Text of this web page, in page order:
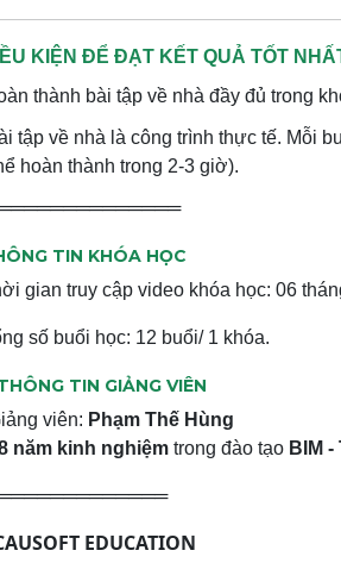
KIỆN ĐỂ ĐẠT KẾT QUẢ TỐT
thành bài tập về nhà đầy đủ trong
tập về nhà là công trình thực tế. Mỗi
hoàn thành trong 2-3 giờ).
TIN KHÓA HỌC
gian truy cập video khóa học: 06
số buổi học: 12 buổi/ 1 khóa.
TIN GIẢNG VIÊN
viên: Phạm Thế Hùng
năm kinh nghiệm trong đào tạo BIM
EDUCATION